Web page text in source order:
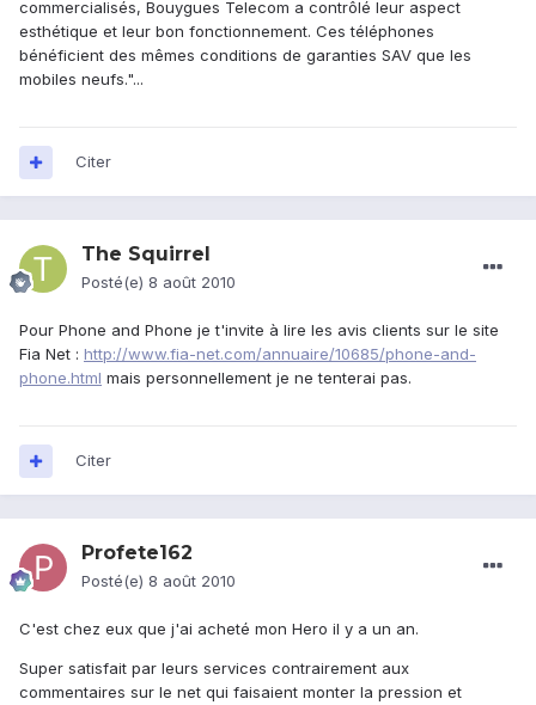
commercialisés, Bouygues Telecom a contrôlé leur aspect
esthétique et leur bon fonctionnement. Ces téléphones
bénéficient des mêmes conditions de garanties SAV que les
mobiles neufs."...
Citer
The Squirrel
Posté(e) 8 août 2010
Pour Phone and Phone je t'invite à lire les avis clients sur le site
Fia Net : http://www.fia-net.com/annuaire/10685/phone-and-
phone.html mais personnellement je ne tenterai pas.
Citer
Profete162
Posté(e) 8 août 2010
C'est chez eux que j'ai acheté mon Hero il y a un an.
Super satisfait par leurs services contrairement aux
commentaires sur le net qui faisaient monter la pression et